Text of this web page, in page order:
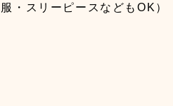
・スリーピースなどもOK）